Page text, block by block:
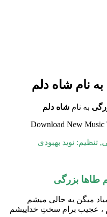
نام شاه دلم
به نام شاه دلم
Download New Music
تنظیم: نوید بهبودی
طاها بزرگی
میگن یه حالی میشم
، عجیب برام سختِ خداییشم